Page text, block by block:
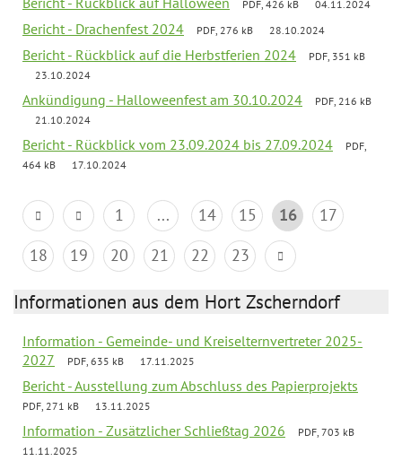
PDF, 426 kB 04.11.2024
Bericht - Drachenfest 2024 PDF, 276 kB 28.10.2024
Bericht - Rückblick auf die Herbstferien 2024
PDF, 351 kB
23.10.2024
Ankündigung - Halloweenfest am 30.10.2024
PDF, 216 kB
21.10.2024
Bericht - Rückblick vom 23.09.2024 bis 27.09.2024
PDF,
464 kB
17.10.2024
1 ... 14 15 16
17
18
19 20 21 22 23
Informationen aus dem Hort Zscherndorf
Information - Gemeinde- und Kreiselternvertreter 2025-
2027
PDF, 635 kB 17.11.2025
Bericht - Ausstellung zum Abschluss des Papierprojekts
PDF, 271 kB 13.11.2025
Information - Zusätzlicher Schließtag 2026
PDF, 703 kB
11.11.2025